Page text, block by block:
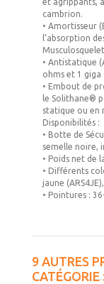
cambrion.
• Amortisseur
l’absorption
• Antistatique
ohms et 1 giga
• Embout de
le Solithane®
statique ou en
Disponibilités :
• Botte de
semelle noire,
• Poids net de
• Différents
jaune
• Pointures :
9 AUTRES
CATÉGORIE